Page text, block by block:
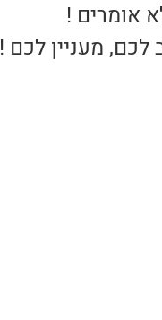
אומרים !
מעניין לכם !